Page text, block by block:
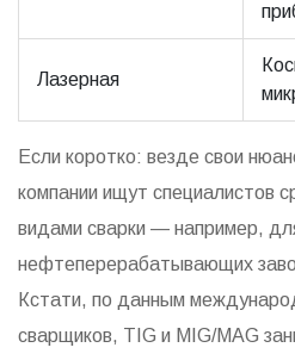
Лазерная
Если коротко: везде свои
компании ищут специалистов
видами сварки — например,
нефтеперерабатывающих
Кстати, по данным
сварщиков, TIG и MIG/MAG